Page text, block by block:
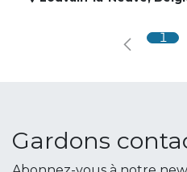
1
Gardons